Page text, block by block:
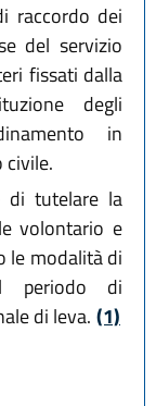
raccordo dei
del servizio
fissati dalla
degli
in
civile.
di tutelare la
volontario e
le modalità di
periodo di
di leva. (1)